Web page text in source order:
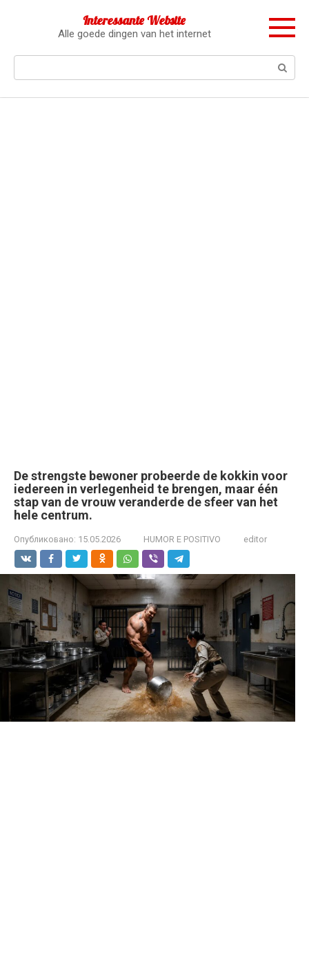
Interessante Website
Alle goede dingen van het internet
De strengste bewoner probeerde de kokkin voor
iedereen in verlegenheid te brengen, maar één
stap van de vrouw veranderde de sfeer van het
hele centrum.
Опубликовано: 15.05.2026 HUMOR E POSITIVO editor